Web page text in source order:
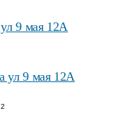
9 мая 12А
ул 9 мая 12А